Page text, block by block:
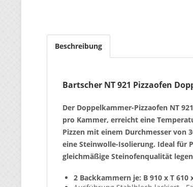
Beschreibung
Bartscher NT 921 Pizzaofen
Der Doppelkammer-Pizzaofen NT
pro Kammer, erreicht eine
Pizzen mit einem Durchmesser von
eine Steinwolle-Isolierung. Ideal für
gleichmäßige Steinofenqualität
2 Backkammern je: B 910 x T